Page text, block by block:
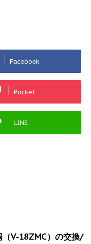
Facebook
Pocket
LINE
（V-18ZMC）の交換/